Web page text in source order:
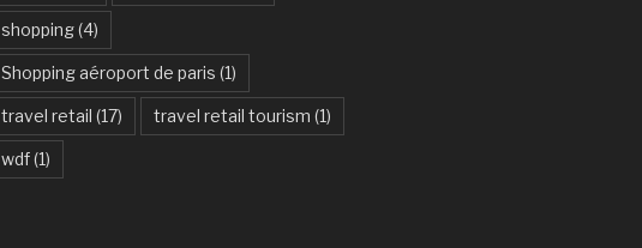
shopping(4)
Shopping aéroport de paris (1)
travel retail (17) travel retail tourism (1)
wdf(1)